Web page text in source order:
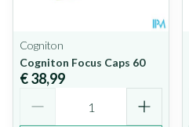
Cogniton
Cogniton Focus Caps 60
€ 38,99